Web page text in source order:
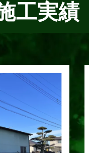
工実績